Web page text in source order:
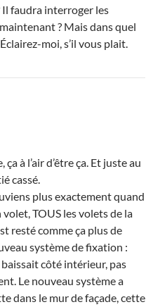
Il faudra interroger les
? Mais dans quel
moi, s’il vous plait.
à l’air d’être ça. Et juste au
cassé.
plus exactement quand
volet, TOUS les volets de la
resté comme ça plus de
système de fixation :
côté intérieur, pas
Le nouveau système a
dans le mur de façade, cette